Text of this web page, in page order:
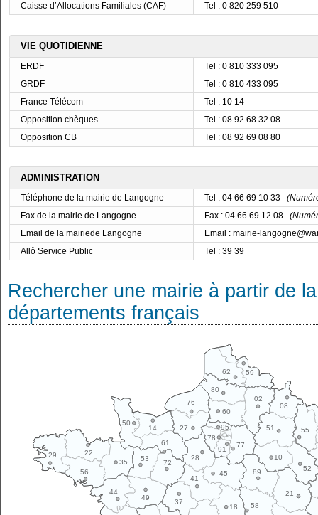
Caisse d’Allocations Familiales (CAF)
Tel : 0 820 259 510
VIE QUOTIDIENNE
ERDF
Tel : 0 810 333 095
GRDF
Tel : 0 810 433 095
France Télécom
Tel : 10 14
Opposition chèques
Tel : 08 92 68 32 08
Opposition CB
Tel : 08 92 69 08 80
ADMINISTRATION
Téléphone de la mairie de Langogne Tel : 04 66 69 10 33
Fax de la mairie de Langogne
Fax : 04 66 69 12 08
Email de la mairiede Langogne
Email : mairie-
Allô Service Public
Tel : 39 39
Rechercher une mairie à partir de
départements français
10
14
18
21
22
27
28
29
35
37
41
44
45
49
50
51
52
53
55
56
58
59
60
61
62
02
08
72
76
77
78
80
89
91
95